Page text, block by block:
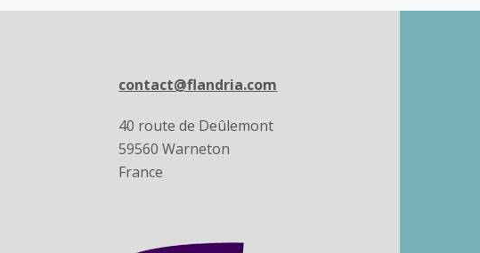
contact@flandria.com
40 route de Deûlemont
59560 Warneton
France